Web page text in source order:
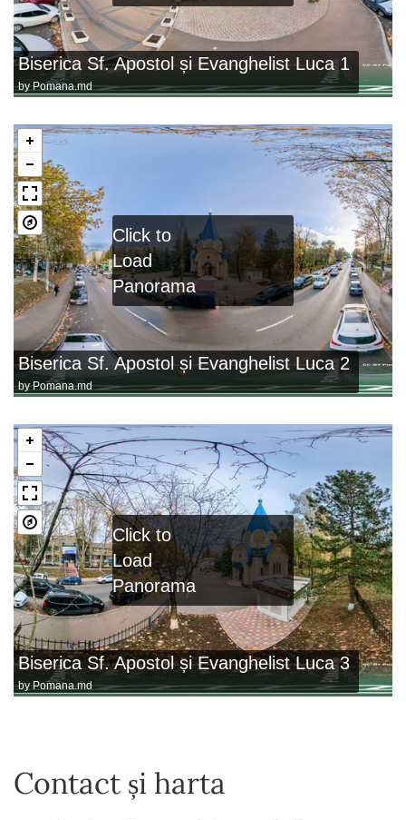
Biserica Sf. Apostol și Evanghelist Luca 1
byPomana.md
Biserica Sf. Apostol și Evanghelist Luca 2
byPomana.md
Click to
Load
Panorama
Biserica Sf. Apostol și Evanghelist Luca 3
byPomana.md
Click to
Load
Panorama
Contact și harta